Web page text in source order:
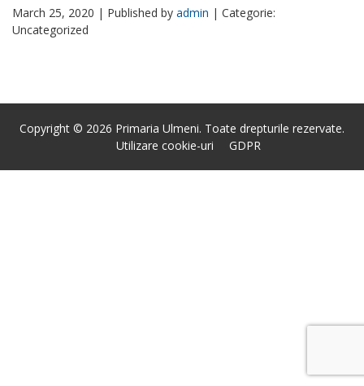
March 25, 2020 | Published by admin | Categorie:
Uncategorized
Copyright © 2026 Primaria Ulmeni. Toate drepturile rezervate.
Utilizare cookie-uri
GDPR